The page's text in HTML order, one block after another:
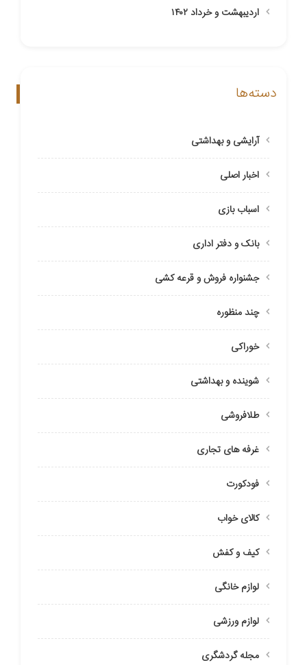
اردیبهشت و خرداد ۱۴۰۲
دسته‌ها
آرایشی و بهداشتی
اخبار اصلی
اسباب بازی
بانک و دفتر اداری
جشنواره فروش و قرعه کشی
چند منظوره
خوراکی
شوینده و بهداشتی
طلافروشی
غرفه های تجاری
فودکورت
کالای خواب
کیف و کفش
لوازم خانگی
لوازم ورزشی
مجله گردشگری